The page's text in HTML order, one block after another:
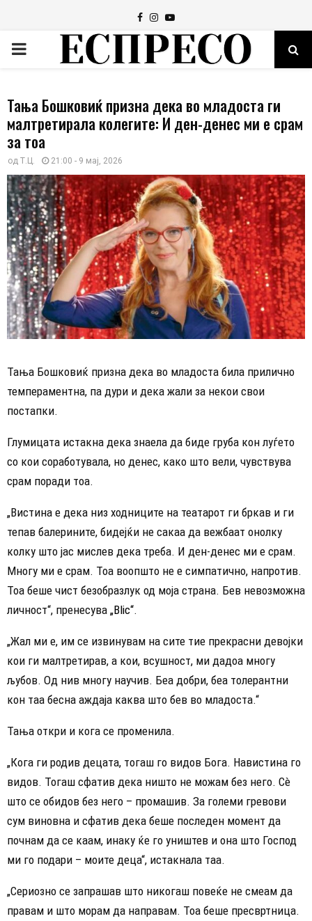
Facebook
Instagram
Youtube
PRIMARY
Тања Бошковиќ призна дека во младоста ги
малтретирала колегите: И ден-денес ми е срам
за тоа
од Т.Ц. 21:00 - 9 мај, 2026
Тања Бошковиќ призна дека во младоста била прилично
темпераментна, па дури и дека жали за некои свои
постапки.
Глумицата истакна дека знаела да биде груба кон луѓето
со кои соработувала, но денес, како што вели, чувствува
срам поради тоа.
„Вистина е дека низ ходниците на театарот ги бркав и ги
тепав балерините, бидејќи не сакаа да вежбаат онолку
колку што јас мислев дека треба. И ден-денес ми е срам.
Многу ми е срам. Тоа воопшто не е симпатично, напротив.
Тоа беше чист безобразлук од моја страна. Бев невозможна
личност“, пренесува „Blic“.
„Жал ми е, им се извинувам на сите тие прекрасни девојки
кои ги малтретирав, а кои, всушност, ми дадоа многу
љубов. Од нив многу научив. Беа добри, беа толерантни
кон таа бесна аждаја каква што бев во младоста.“
Тања откри и кога се променила.
„Кога ги родив децата, тогаш го видов Бога. Навистина го
видов. Тогаш сфатив дека ништо не можам без него. Сè
што се обидов без него – промашив. За големи гревови
сум виновна и сфатив дека беше последен момент да
почнам да се каам, инаку ќе го уништев и она што Господ
ми го подари – моите деца“, истакнала таа.
„Сериозно се запрашав што никогаш повеќе не смеам да
правам и што морам да направам. Тоа беше пресвртница.